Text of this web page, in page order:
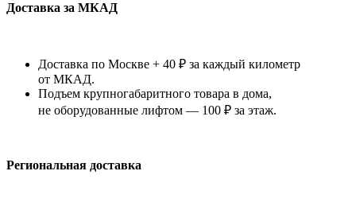
Доставка за МКАД
Доставка по Москве + 40 ₽ за каждый километр
от МКАД.
Подъем крупногабаритного товара в дома,
не оборудованные лифтом — 100 ₽ за этаж.
Региональная доставка